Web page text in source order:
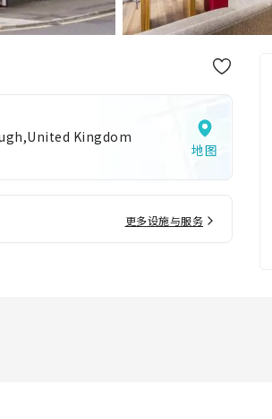
Kingdom
地图
更多设施与服务